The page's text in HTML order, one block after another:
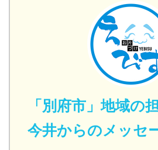
「別府市」地域の
今井からのメッセ